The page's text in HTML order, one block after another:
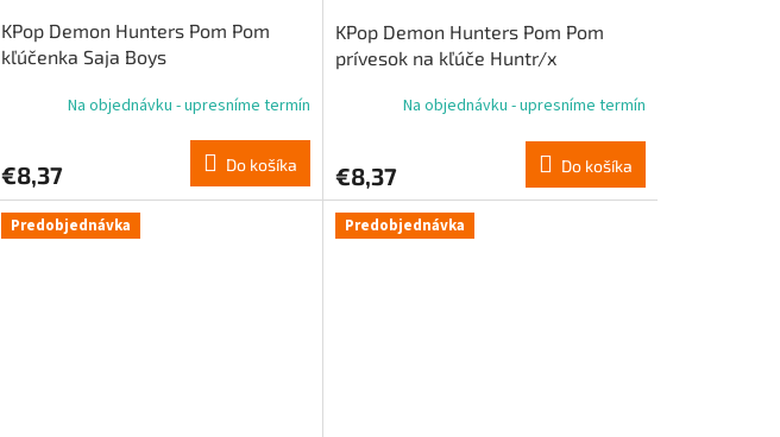
KPop Demon Hunters Pom Pom
kľúčenka Saja Boys
Na objednávku - upresníme termín
€8,37 Do košíka
KPop Demon Hunters Pom Pom
prívesok na kľúče Huntr/x
Na objednávku - upresníme termín
€8,37 Do košíka
Predobjednávka Predobjednávka